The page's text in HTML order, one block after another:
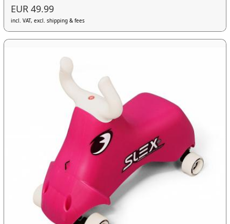
EUR 49.99
incl. VAT, excl. shipping & fees